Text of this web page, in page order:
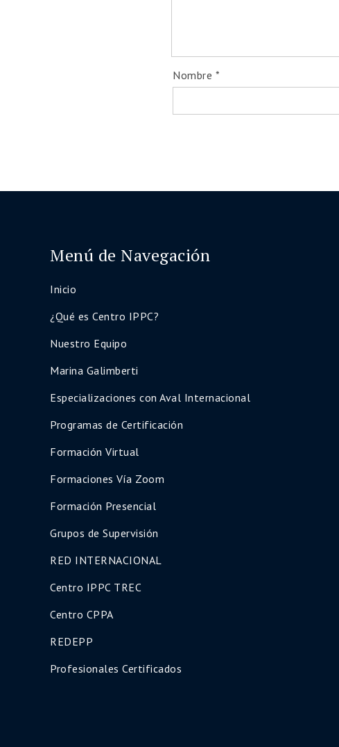
Nombre *
Menú de Navegación
Inicio
¿Qué es Centro IPPC?
Nuestro Equipo
Marina Galimberti
Especializaciones con Aval Internacional
Programas de Certificación
Formación Virtual
Formaciones Vía Zoom
Formación Presencial
Grupos de Supervisión
RED INTERNACIONAL
Centro IPPC TREC
Centro CPPA
REDEPP
Profesionales Certificados